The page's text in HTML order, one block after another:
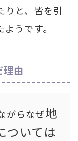
りと、皆を引
うです。
由
がらなぜ地
ついては